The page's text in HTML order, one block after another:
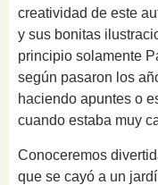
creatividad de este
y sus bonitas
principio solamente
según pasaron los
haciendo apuntes o
cuando estaba muy
Conoceremos
que se cayó a un